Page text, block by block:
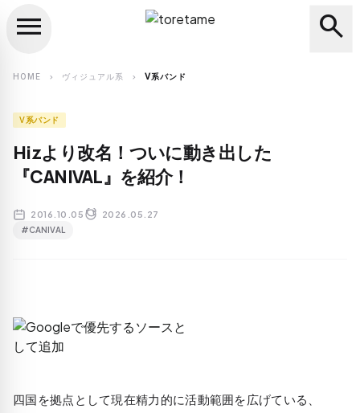
search
menu search
HOME chevron_right ヴィジュアル系 chevron_right V系バンド
V系バンド
Hizより改名！ついに動き出した
『CANIVAL』を紹介！
2016.10.05 2026.05.27
#CANIVAL
四国を拠点として現在精力的に活動範囲を広げている、